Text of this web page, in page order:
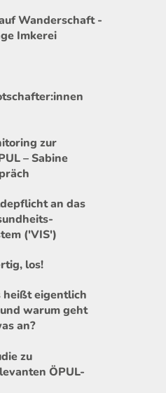
Wanderschaft -
Imkerei
zur
– Sabine
an das
('VIS')
los!
heißt eigentlich
warum geht
an?
zu
ÖPUL-